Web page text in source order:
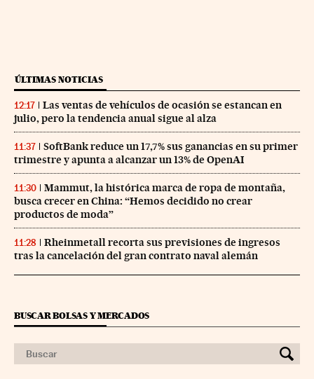
ÚLTIMAS NOTICIAS
12:17
Las ventas de vehículos de ocasión se estancan en
julio, pero la tendencia anual sigue al alza
11:37
SoftBank reduce un 17,7% sus ganancias en su primer
trimestre y apunta a alcanzar un 13% de OpenAI
11:30
Mammut, la histórica marca de ropa de montaña,
busca crecer en China: “Hemos decidido no crear
productos de moda”
11:28
Rheinmetall recorta sus previsiones de ingresos
tras la cancelación del gran contrato naval alemán
BUSCAR BOLSAS Y MERCADOS